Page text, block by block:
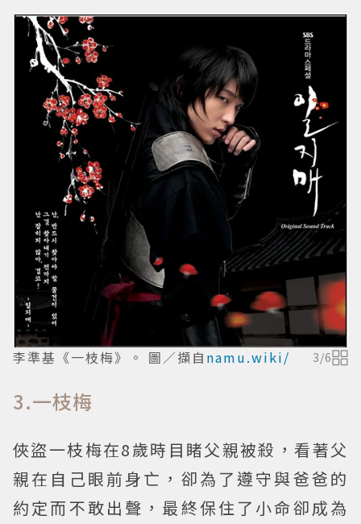
李準基《一枝梅》。 圖／擷自 namu.wiki/ 3/6
3.一枝梅
俠盜一枝梅在8歲時目睹父親被殺，看著父
親在自己眼前身亡，卻為了遵守與爸爸的
約定而不敢出聲，最終保住了小命卻成為